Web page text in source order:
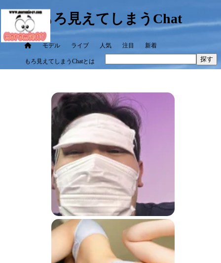
もろ見えてしまうChat
モデル ライブ 人気 注目 新着
もろ見えてしまうChatとは 探す